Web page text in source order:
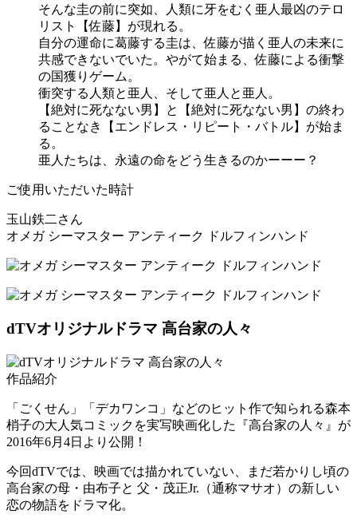
そんな圭の前に突如、人類に牙をむく亜人最凶のテロ
リスト【佐藤】が現れる。
自分の運命に葛藤する圭は、佐藤が描く亜人の未来に
共感できないでいた。やがて始まる、佐藤による衝撃
の国獲りゲーム。
衝突する人類と亜人、そして亜人と亜人。
【絶対に死なない男】と【絶対に死なない男】の終わ
ることなき【エンドレス・リピート・バトル】が始ま
る。
亜人たちは、永遠の命をどう生きるのかーーー？
ご使用いただいた時計
玉山鉄二さん
オメガ シーマスター アンティーク ドルフィンハンド
dTVオリジナルドラマ 高台家の人々
作品紹介
「ごくせん」「デカワンコ」などのヒット作で知られる森本
梢子の大人気コミックを実写映画化した『高台家の人々』が
2016年6月4日より公開！
今回dTVでは、映画では描かれていない、まだ若かりし頃の
高台家の母・由布子と 父・茂正Jr.（通称マサオ）の新しい
恋の物語をドラマ化。